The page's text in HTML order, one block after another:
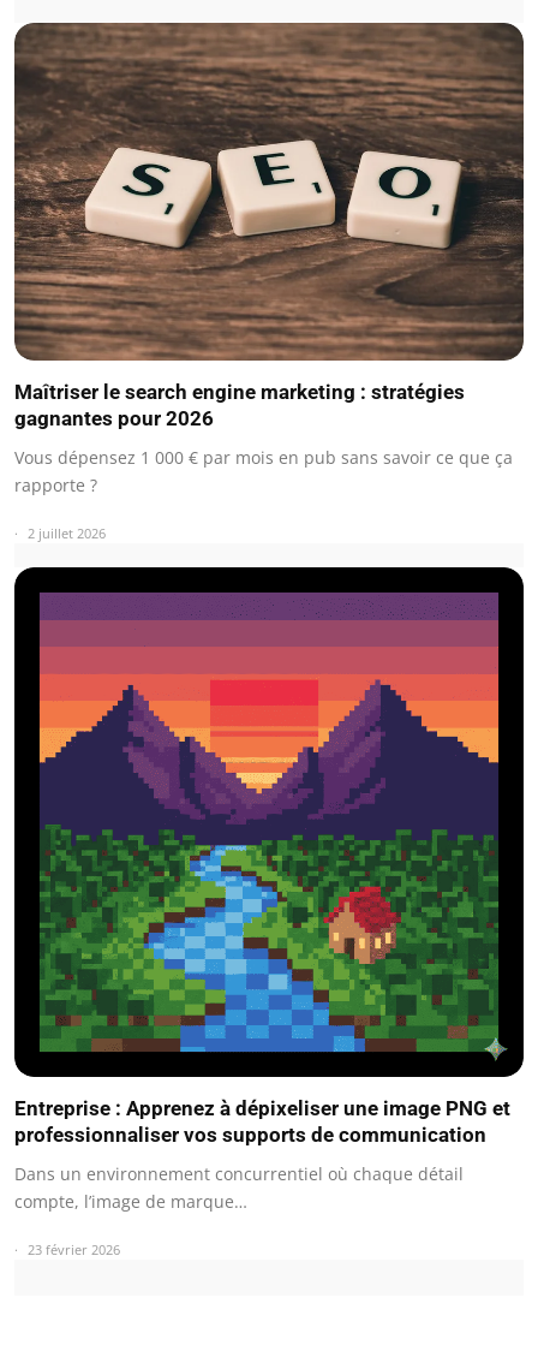
Maîtriser le search engine marketing : stratégies
gagnantes pour 2026
Vous dépensez 1 000 € par mois en pub sans savoir ce que ça
rapporte ?
2 juillet 2026
Entreprise : Apprenez à dépixeliser une image PNG et
professionnaliser vos supports de communication
Dans un environnement concurrentiel où chaque détail
compte, l’image de marque…
23 février 2026